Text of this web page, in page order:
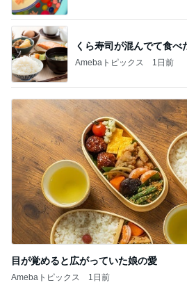
くら寿司が混んでて食べ
Amebaトピックス 1日前
目が覚めると広がっていた娘の愛
Amebaトピックス 1日前